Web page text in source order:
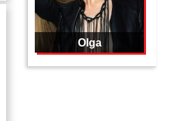
Olga